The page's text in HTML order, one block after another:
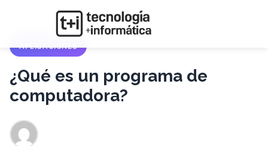
APLICACIONES
¿Qué es un programa de
computadora?